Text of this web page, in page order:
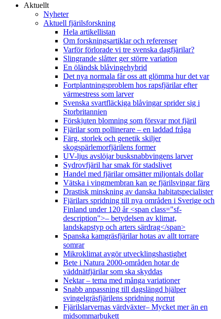
Aktuellt
Nyheter
Aktuell fjärilsforskning
Hela artikellistan
Om forskningsartiklar och referenser
Varför förlorade vi tre svenska dagfjärilar?
Slingrande slåtter ger större variation
En öländsk blåvingehybrid
Det nya normala får oss att glömma hur det var
Fortplantningsproblem hos rapsfjärilar efter
värmestress som larver
Svenska svartfläckiga blåvingar sprider sig i
Storbritannien
Förskjuten blomning som försvar mot fjäril
Fjärilar som pollinerare – en laddad fråga
Färg, storlek och genetik skiljer
skogspärlemorfjärilens former
UV-ljus avslöjar busksnabbvingens larver
Sydrovfjäril har smak för stadslivet
Handel med fjärilar omsätter miljontals dollar
Vätska i vingmembran kan ge fjärilsvingar färg
Drastisk minskning av danska habitatspecialister
Fjärilars spridning till nya områden i Sverige och
Finland under 120 år <span class="sf-
description">– betydelsen av klimat,
landskapstyp och arters särdrag</span>
Spanska kamgräsfjärilar hotas av allt torrare
somrar
Mikroklimat avgör utvecklingshastighet
Bete i Natura 2000-områden hotar de
väddnätfjärilar som ska skyddas
Nektar – tema med många variationer
Snabb anpassning till dagslängd hjälper
svingelgräsfjärilens spridning norrut
Fjärilslarvernas värdväxter– Mycket mer än en
midsommarbukett